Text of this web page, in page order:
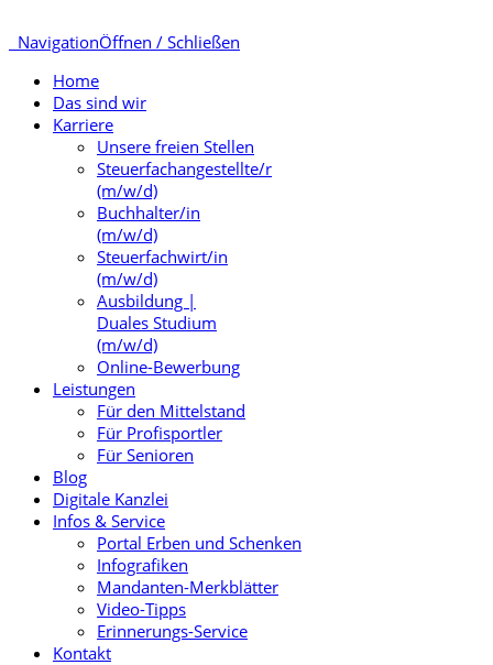
NavigationÖffnen / Schließen
Home
Das sind wir
Karriere
Unsere freien Stellen
Steuerfachangestellte/r
(m/w/d)
Buchhalter/in
(m/w/d)
Steuerfachwirt/in
(m/w/d)
Ausbildung |
Duales Studium
(m/w/d)
Online-Bewerbung
Leistungen
Für den Mittelstand
Für Profisportler
Für Senioren
Blog
Digitale Kanzlei
Infos & Service
Portal Erben und Schenken
Infografiken
Mandanten-Merkblätter
Video-Tipps
Erinnerungs-Service
Kontakt